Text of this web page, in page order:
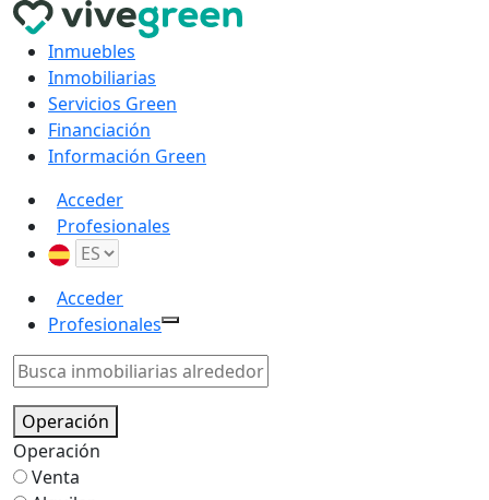
Inmuebles
Inmobiliarias
Servicios Green
Financiación
Información Green
Acceder
Profesionales
Acceder
Profesionales
Operación
Operación
Venta